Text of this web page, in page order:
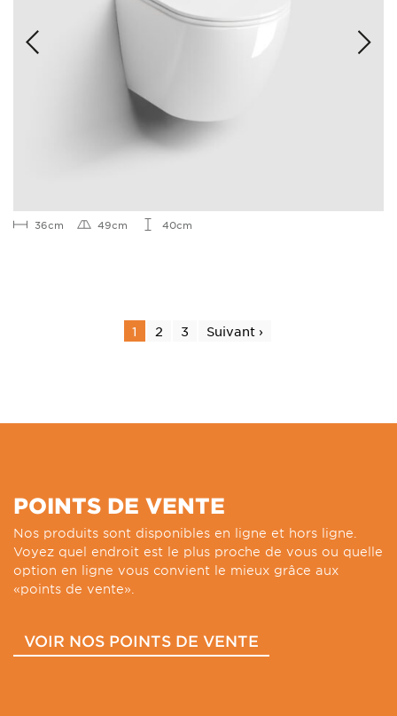
36cm 49cm 40cm
1 2 3 Suivant ›
POINTS DE VENTE
Nos produits sont disponibles en ligne et hors ligne.
Voyez quel endroit est le plus proche de vous ou quelle
option en ligne vous convient le mieux grâce aux
«points de vente».
VOIR NOS POINTS DE VENTE